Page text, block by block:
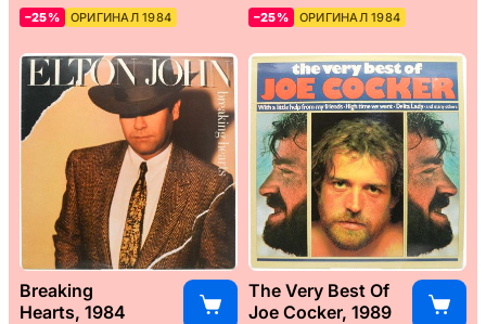
–25% ОРИГИНАЛ 1984 –25% ОРИГИНАЛ 1984
Breaking
Hearts, 1984
The Very Best Of
Joe Cocker, 1989